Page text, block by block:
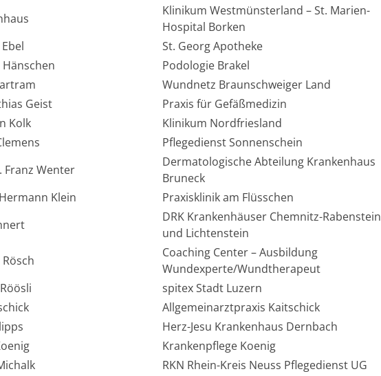
Klinikum Westmünsterland – St. Marien-
Hospital Borken
St. Georg Apotheke
Podologie Brakel
Wundnetz Braunschweiger Land
Geist
Praxis für Gefäßmedizin
Kolk
Klinikum Nordfriesland
Pflegedienst Sonnenschein
Franz Wenter
Dermatologische Abteilung Krankenhaus
Bruneck
Klein
Praxisklinik am Flüsschen
DRK Krankenhäuser Chemnitz-Rabenstein
und Lichtenstein
Coaching Center – Ausbildung
Wundexperte/Wundtherapeut
spitex Stadt Luzern
Allgemeinarztpraxis Kaitschick
Herz-Jesu Krankenhaus Dernbach
Krankenpflege Koenig
RKN Rhein-Kreis Neuss Pflegedienst UG